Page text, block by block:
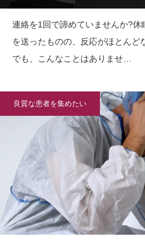
連絡を1回で諦めていませんか?
を送ったものの、反応がほとん
でも、こんなことはありませ…
良質な患者を集めたい